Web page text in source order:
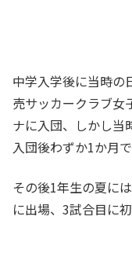
中学入学後に当時の
売サッカークラブ女
ナに入団、しかし当
入団後わずか1か月
その後1年生の夏に
に出場、3試合目に